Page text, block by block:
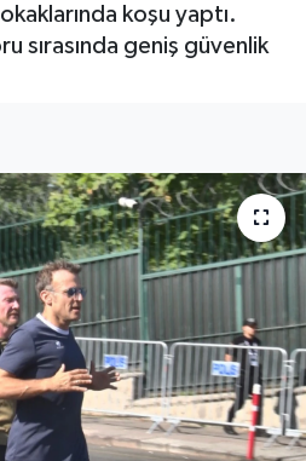
koşu yaptı.
sırasında geniş güvenlik